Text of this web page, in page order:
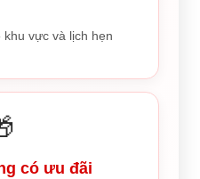
vực và lịch hẹn
có ưu đãi